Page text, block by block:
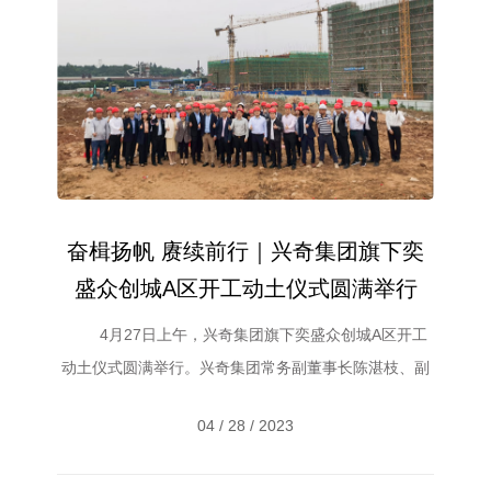
奋楫扬帆 赓续前行｜兴奇集团旗下奕
盛众创城A区开工动土仪式圆满举行
4月27日上午，兴奇集团旗下奕盛众创城A区开工
动土仪式圆满举行。兴奇集团常务副董事长陈湛枝、副
位、监理单位等项目主要负责人出席本次动土仪式活
04 / 28 / 2023